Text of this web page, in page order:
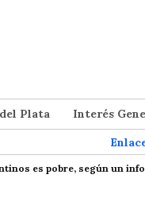
Plata Interés
es pobre, según un